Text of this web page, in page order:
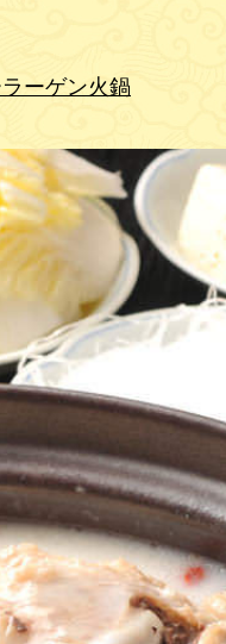
ーゲン火鍋